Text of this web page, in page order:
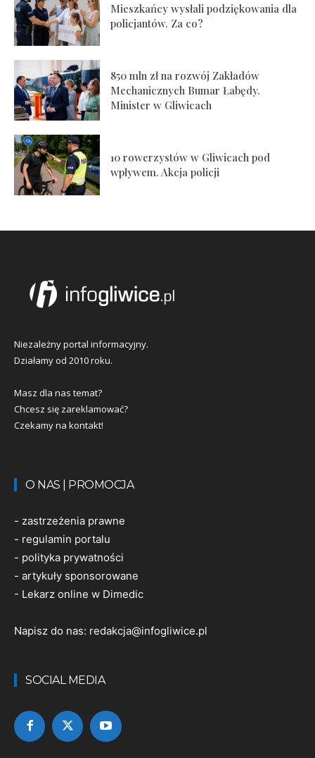
Mieszkańcy wysłali podziękowania dla
policjantów. Za co?
850 mln zł na rozwój Zakładów
Mechanicznych Bumar Łabędy.
Minister w Gliwicach
10 rowerzystów w Gliwicach pod
wpływem. Akcja policji
Niezależny portal informacyjny.
Działamy od 2010 roku.
Masz dla nas temat?
Chcesz się zareklamować?
Czekamy na kontakt!
O NAS | PROMOCJA
- zastrzeżenia prawne
- regulamin portalu
- polityka prywatności
- artykuły sponsorowane
- Lekarz online w Dimedic
Napisz do nas: redakcja@infogliwice.pl
SOCIAL MEDIA